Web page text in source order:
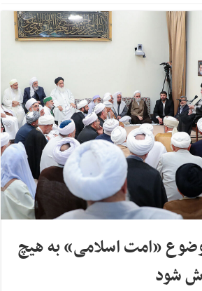
«امت اسلامی» به هیچ
شود